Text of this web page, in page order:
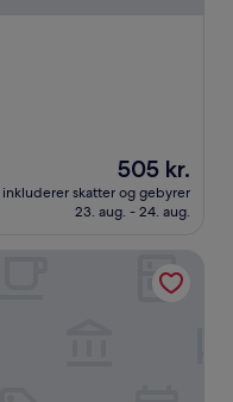
Prisen
er
505 kr.
505 kr.
inkluderer skatter og gebyrer
23. aug. - 24. aug.